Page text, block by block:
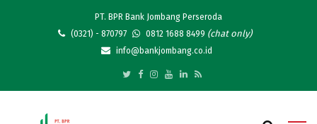
PT. BPR Bank Jombang Perseroda
(0321) - 870797
0812 1688 8499 (chat only)
info@bankjombang.co.id